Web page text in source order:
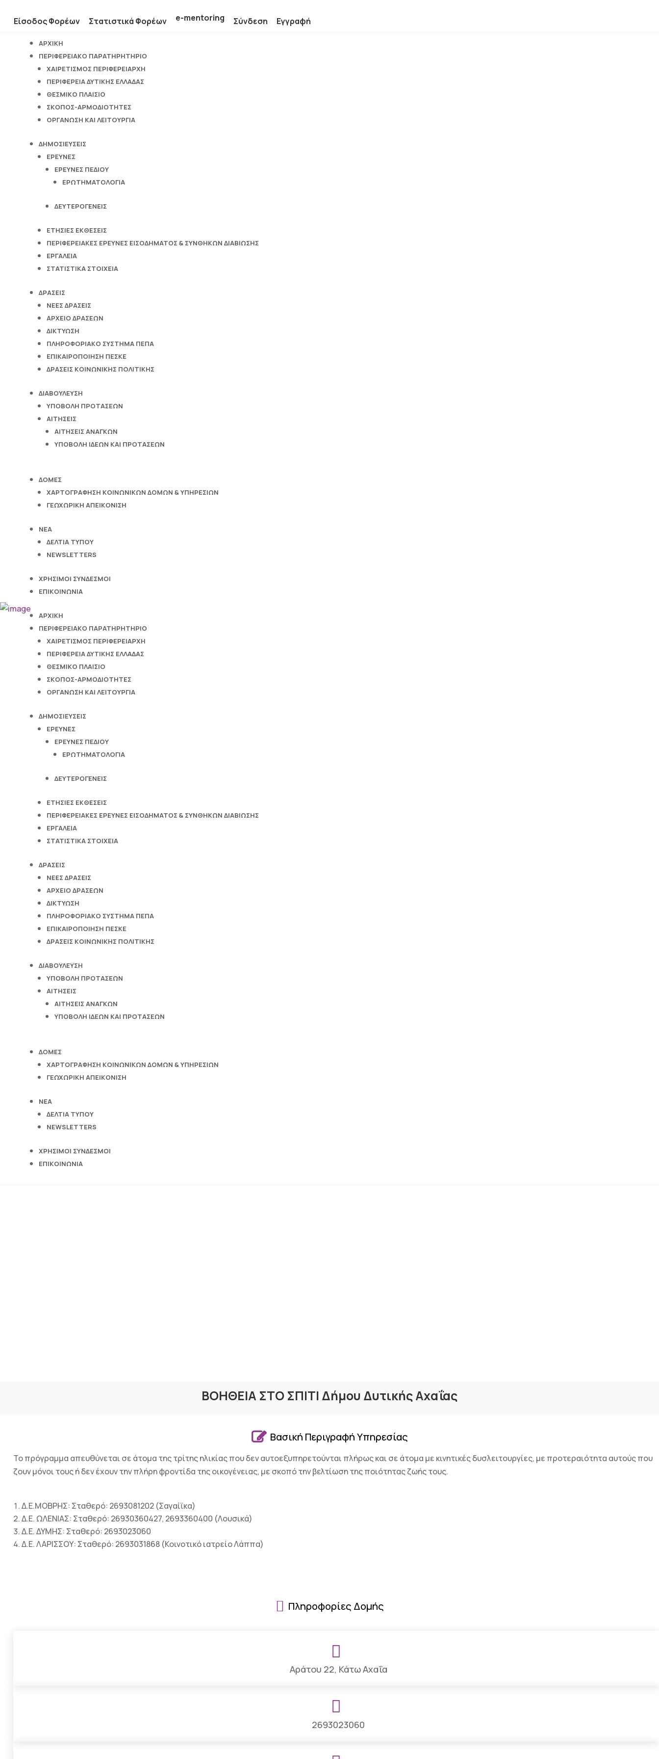
Είσοδος Φορέων Στατιστικά Φορέων e-mentoring Σύνδεση Εγγραφή
ΑΡΧΙΚΗ
ΠΕΡΙΦΕΡΕΙΑΚΟ ΠΑΡΑΤΗΡΗΤΗΡΙΟ
ΧΑΙΡΕΤΙΣΜΟΣ ΠΕΡΙΦΕΡΕΙΑΡΧΗ
ΠΕΡΙΦΕΡΕΙΑ ΔΥΤΙΚΗΣ ΕΛΛΑΔΑΣ
ΘΕΣΜΙΚΟ ΠΛΑΙΣΙΟ
ΣΚΟΠΟΣ-ΑΡΜΟΔΙΟΤΗΤΕΣ
ΟΡΓΑΝΩΣΗ ΚΑΙ ΛΕΙΤΟΥΡΓΙΑ
ΔΗΜΟΣΙΕΥΣΕΙΣ
ΕΡΕΥΝΕΣ
ΕΡΕΥΝΕΣ ΠΕΔΙΟΥ
ΕΡΩΤΗΜΑΤΟΛΟΓΙΑ
ΔΕΥΤΕΡΟΓΕΝΕΙΣ
ΕΤΗΣΙΕΣ ΕΚΘΕΣΕΙΣ
ΠΕΡΙΦΕΡΕΙΑΚΕΣ ΕΡΕΥΝΕΣ ΕΙΣΟΔΗΜΑΤΟΣ & ΣΥΝΘΗΚΩΝ ΔΙΑΒΙΩΣΗΣ
ΕΡΓΑΛΕΙΑ
ΣΤΑΤΙΣΤΙΚΑ ΣΤΟΙΧΕΙΑ
ΔΡΑΣΕΙΣ
ΝΕΕΣ ΔΡΑΣΕΙΣ
ΑΡΧΕΙΟ ΔΡΑΣΕΩΝ
ΔΙΚΤΥΩΣΗ
ΠΛΗΡΟΦΟΡΙΑΚΟ ΣΥΣΤΗΜΑ ΠΕΠΑ
ΕΠΙΚΑΙΡΟΠΟΙΗΣΗ ΠΕΣΚΕ
ΔΡΑΣΕΙΣ ΚΟΙΝΩΝΙΚΗΣ ΠΟΛΙΤΙΚΗΣ
ΔΙΑΒΟΥΛΕΥΣΗ
ΥΠΟΒΟΛΗ ΠΡΟΤΑΣΕΩΝ
ΑΙΤΗΣΕΙΣ
ΑΙΤΗΣΕΙΣ ΑΝΑΓΚΩΝ
ΥΠΟΒΟΛΗ ΙΔΕΩΝ ΚΑΙ ΠΡΟΤΑΣΕΩΝ
ΔΟΜΕΣ
ΧΑΡΤΟΓΡΑΦΗΣΗ ΚΟΙΝΩΝΙΚΩΝ ΔΟΜΩΝ & ΥΠΗΡΕΣΙΩΝ
ΓΕΩΧΩΡΙΚΗ ΑΠΕΙΚΟΝΙΣΗ
ΝΕΑ
ΔΕΛΤΙΑ ΤΥΠΟΥ
NEWSLETTERS
ΧΡΗΣΙΜΟΙ ΣΥΝΔΕΣΜΟΙ
ΕΠΙΚΟΙΝΩΝΙΑ
ΑΡΧΙΚΗ
ΠΕΡΙΦΕΡΕΙΑΚΟ ΠΑΡΑΤΗΡΗΤΗΡΙΟ
ΧΑΙΡΕΤΙΣΜΟΣ ΠΕΡΙΦΕΡΕΙΑΡΧΗ
ΠΕΡΙΦΕΡΕΙΑ ΔΥΤΙΚΗΣ ΕΛΛΑΔΑΣ
ΘΕΣΜΙΚΟ ΠΛΑΙΣΙΟ
ΣΚΟΠΟΣ-ΑΡΜΟΔΙΟΤΗΤΕΣ
ΟΡΓΑΝΩΣΗ ΚΑΙ ΛΕΙΤΟΥΡΓΙΑ
ΔΗΜΟΣΙΕΥΣΕΙΣ
ΕΡΕΥΝΕΣ
ΕΡΕΥΝΕΣ ΠΕΔΙΟΥ
ΕΡΩΤΗΜΑΤΟΛΟΓΙΑ
ΔΕΥΤΕΡΟΓΕΝΕΙΣ
ΕΤΗΣΙΕΣ ΕΚΘΕΣΕΙΣ
ΠΕΡΙΦΕΡΕΙΑΚΕΣ ΕΡΕΥΝΕΣ ΕΙΣΟΔΗΜΑΤΟΣ & ΣΥΝΘΗΚΩΝ ΔΙΑΒΙΩΣΗΣ
ΕΡΓΑΛΕΙΑ
ΣΤΑΤΙΣΤΙΚΑ ΣΤΟΙΧΕΙΑ
ΔΡΑΣΕΙΣ
ΝΕΕΣ ΔΡΑΣΕΙΣ
ΑΡΧΕΙΟ ΔΡΑΣΕΩΝ
ΔΙΚΤΥΩΣΗ
ΠΛΗΡΟΦΟΡΙΑΚΟ ΣΥΣΤΗΜΑ ΠΕΠΑ
ΕΠΙΚΑΙΡΟΠΟΙΗΣΗ ΠΕΣΚΕ
ΔΡΑΣΕΙΣ ΚΟΙΝΩΝΙΚΗΣ ΠΟΛΙΤΙΚΗΣ
ΔΙΑΒΟΥΛΕΥΣΗ
ΥΠΟΒΟΛΗ ΠΡΟΤΑΣΕΩΝ
ΑΙΤΗΣΕΙΣ
ΑΙΤΗΣΕΙΣ ΑΝΑΓΚΩΝ
ΥΠΟΒΟΛΗ ΙΔΕΩΝ ΚΑΙ ΠΡΟΤΑΣΕΩΝ
ΔΟΜΕΣ
ΧΑΡΤΟΓΡΑΦΗΣΗ ΚΟΙΝΩΝΙΚΩΝ ΔΟΜΩΝ & ΥΠΗΡΕΣΙΩΝ
ΓΕΩΧΩΡΙΚΗ ΑΠΕΙΚΟΝΙΣΗ
ΝΕΑ
ΔΕΛΤΙΑ ΤΥΠΟΥ
NEWSLETTERS
ΧΡΗΣΙΜΟΙ ΣΥΝΔΕΣΜΟΙ
ΕΠΙΚΟΙΝΩΝΙΑ
ΒΟΗΘΕΙΑ ΣΤΟ ΣΠΙΤΙ Δήμου Δυτικής Αχαΐας
 Βασική Περιγραφή Υπηρεσίας
Το πρόγραμμα απευθύνεται σε άτομα της τρίτης ηλικίας που δεν αυτοεξυπηρετούνται πλήρως και σε άτομα με κινητικές δυσλειτουργίες, με προτεραιότητα αυτούς που
ζουν μόνοι τους ή δεν έχουν την πλήρη φροντίδα της οικογένειας, με σκοπό την βελτίωση της ποιότητας ζωής τους.
Δ.Ε.ΜΟΒΡΗΣ: Σταθερό: 2693081202 (Σαγαίϊκα)
Δ.Ε. ΩΛΕΝΙΑΣ: Σταθερό: 26930360427, 2693360400 (Λουσικά)
Δ.Ε. ΔΥΜΗΣ: Σταθερό: 2693023060
Δ.Ε. ΛΑΡΙΣΣΟΥ: Σταθερό: 2693031868 (Κοινοτικό ιατρείο Λάππα)
 Πληροφορίες Δομής

Αράτου 22, Κάτω Αχαΐα

2693023060